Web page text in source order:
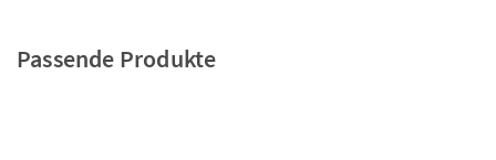
Passende Produkte